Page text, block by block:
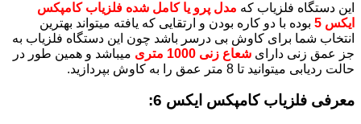
این دستگاه فلزیاب که مدل پرو یا کامل شده فلزیاب کامپکس
ایکس 5
بوده با دو کاره بودن و ارتقایی که یافته میتواند بهترین
انتخاب شما برای کاوش بی درسر باشد چون این دستگاه فلزیاب به
جز عمق زنی دارای شعاع زنی 1000 متری
میباشد و همین طور در
حالت ردیابی میتوانید تا 8 متر عمق را به کاوش بپردازید.
معرفی فلزیاب کامپکس ایکس 6: